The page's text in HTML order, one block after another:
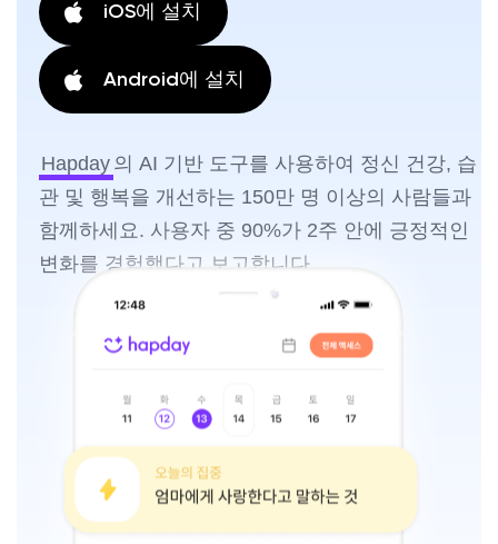
iOS에 설치
Android에 설치
Hapday 의 AI 기반 도구를 사용하여 정신 건강, 습
관 및 행복을 개선하는 150만 명 이상의 사람들과
함께하세요. 사용자 중 90%가 2주 안에 긍정적인
변화를 경험했다고 보고합니다.